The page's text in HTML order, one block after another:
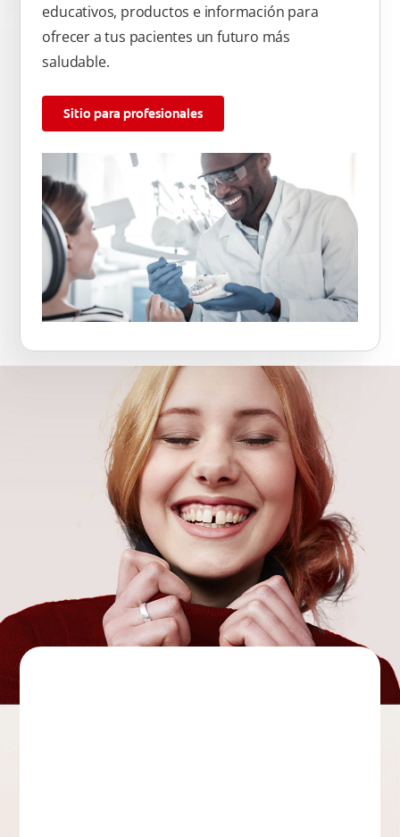
educativos, productos e información para
ofrecer a tus pacientes un futuro más
saludable.
Sitio para profesionales